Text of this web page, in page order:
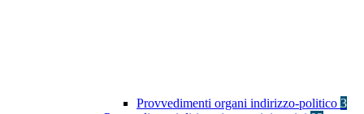
Provvedimenti organi indirizzo-politico 3